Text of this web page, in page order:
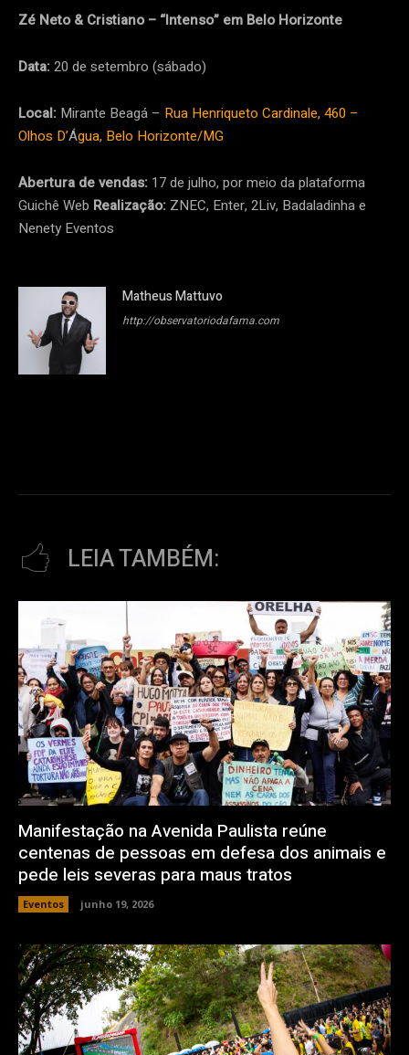
Zé Neto & Cristiano – “Intenso” em Belo Horizonte
Data:20 de setembro (sábado)
Local: Mirante Beagá – Rua Henriqueto Cardinale, 460 –
Olhos D’Água, Belo Horizonte/MG
Abertura de vendas: 17 de julho, por meio da plataforma
Guichê Web Realização: ZNEC, Enter, 2Liv, Badaladinha e
Nenety Eventos
Matheus Mattuvo
http://observatoriodafama.com
LEIA TAMBÉM:
Manifestação na Avenida Paulista reúne
centenas de pessoas em defesa dos animais e
pede leis severas para maus tratos
Eventos junho 19, 2026